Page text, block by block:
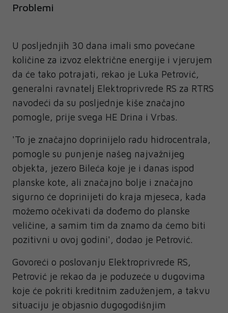
Problemi
U posljednjih 30 dana imali smo povećane
količine za izvoz električne energije i vjerujem
da će tako potrajati, rekao je Luka Petrović,
generalni ravnatelj Elektroprivrede RS za RTRS
navodeći da su posljednje kiše značajno
pomogle, prije svega HE Drina i Vrbas.
'To je značajno doprinijelo radu hidrocentrala,
pomogle su punjenje našeg najvažnijeg
objekta, jezero Bileća koje je i danas ispod
planske kote, ali značajno bolje i značajno
sigurno će doprinijeti do kraja mjeseca, kada
možemo očekivati da dođemo do planske
veličine, a samim tim da znamo da ćemo biti
pozitivni u ovoj godini', dodao je Petrović.
Govoreći o poslovanju Elektroprivrede RS,
Petrović je rekao da je poduzeće u dugovima
koje će pokriti kreditnim zaduženjem, a takvu
situaciju je objasnio dugogodišnjim